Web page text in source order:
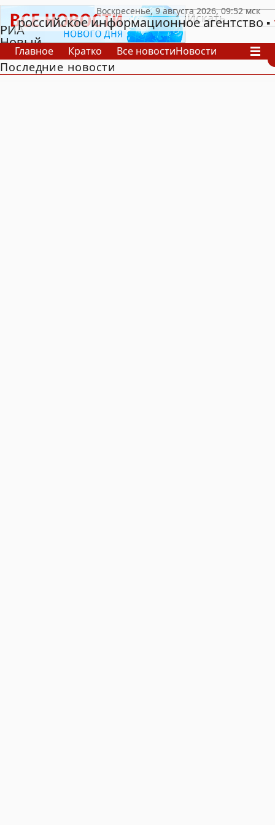
РИА
Новый
День
российское информационное агентство
Главное Кратко Все новостиНовости
В России
В мире
Последние новости